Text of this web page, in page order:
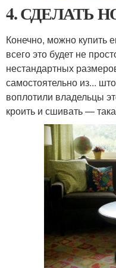
4. СДЕЛАТЬ
Конечно, можно купить
всего это будет не
нестандартных
самостоятельно из...
воплотили владельцы
кроить и сшивать —